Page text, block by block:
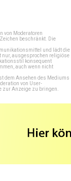
von Moderatoren
beschränkt. Die
und lädt die
nur, ausgesprochen religiöse
konsequent
auch wenn nicht
dem Ansehen des Mediums
von User-
zur Anzeige zu bringen.